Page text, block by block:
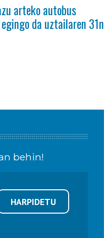
arteko autobus
da uztailaren 31n
behin!
HARPIDETU